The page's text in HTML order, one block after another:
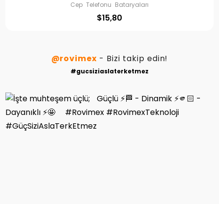
Cep Telefonu Bataryaları
$15,80
@rovimex - Bizi takip edin!
#gucsiziaslaterketmez